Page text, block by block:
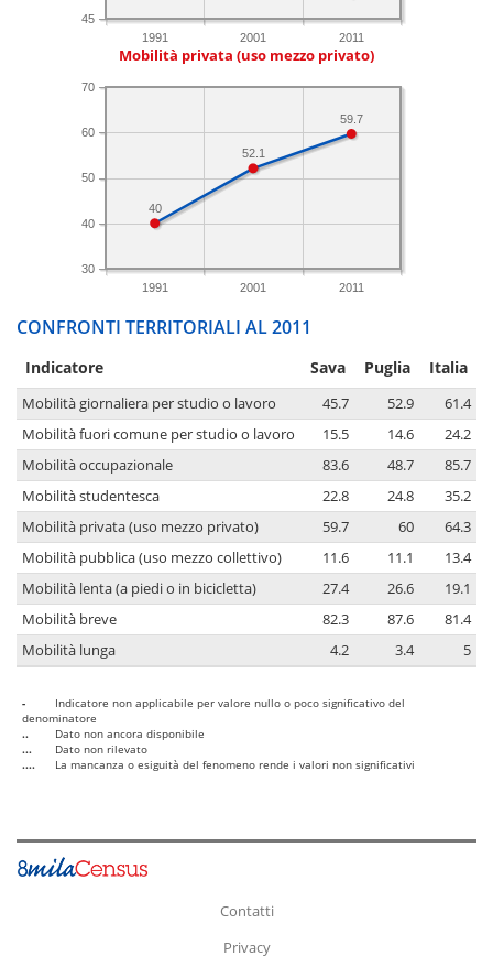
1991 2001 2011
45
Mobilità privata (uso mezzo privato)
1991 2001 2011
30
40
50
60
70
59.7
52.1
40
CONFRONTI TERRITORIALI AL 2011
Indicatore Sava Puglia Italia
Mobilità giornaliera per studio o lavoro 45.7 52.9
61.4
Mobilità fuori comune per studio o lavoro
15.5 14.6
24.2
Mobilità occupazionale
83.6 48.7
85.7
Mobilità studentesca
22.8 24.8
35.2
Mobilità privata (uso mezzo privato)
59.7 60
64.3
Mobilità pubblica (uso mezzo collettivo)
11.6 11.1
13.4
Mobilità lenta (a piedi o in bicicletta)
27.4 26.6
19.1
Mobilità breve
82.3 87.6
81.4
Mobilità lunga
4.2 3.4 5
-
Indicatore non applicabile per valore nullo o poco significativo del
denominatore
..
Dato non ancora disponibile
...
Dato non rilevato
....
La mancanza o esiguità del fenomeno rende i valori non significativi
Contatti
Privacy